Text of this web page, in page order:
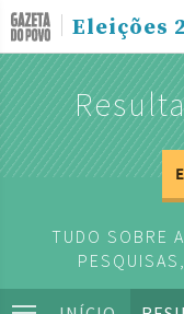
Eleições
TUDO SOBRE